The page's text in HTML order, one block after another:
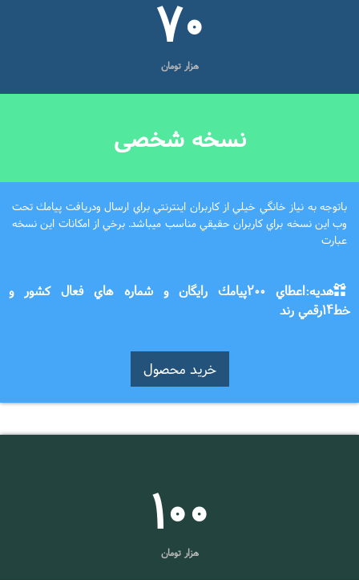
70
هزار تومان
نسخه شخصی
باتوجه به نياز خانگي خيلي از كاربران اينترنتي براي ارسال ودريافت پيامك تحت
وب اين نسخه براي كاربران حقيقي مناسب ميباشد. برخي از امكانات اين نسخه
عبارت
هدیه:اعطاي 200پيامك رايگان و شماره هاي فعال كشور و
خط14رقمي رند
خرید محصول
100
هزار تومان